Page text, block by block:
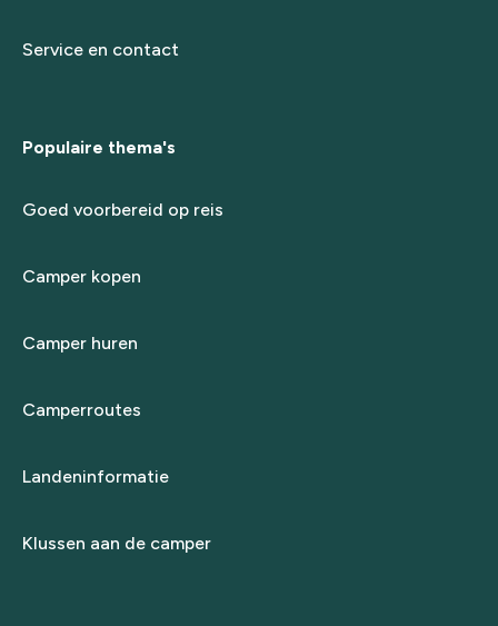
Service en contact
Populaire thema's
Goed voorbereid op reis
Camper kopen
Camper huren
Camperroutes
Landeninformatie
Klussen aan de camper